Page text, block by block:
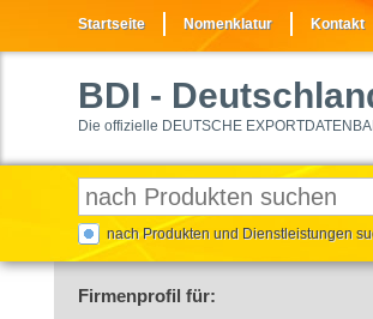
Startseite Nomenklatur Kontakt
BDI -
Die offizielle DEUTSCHE
nach Produkten und Dienstleistungen
Firmenprofil für: